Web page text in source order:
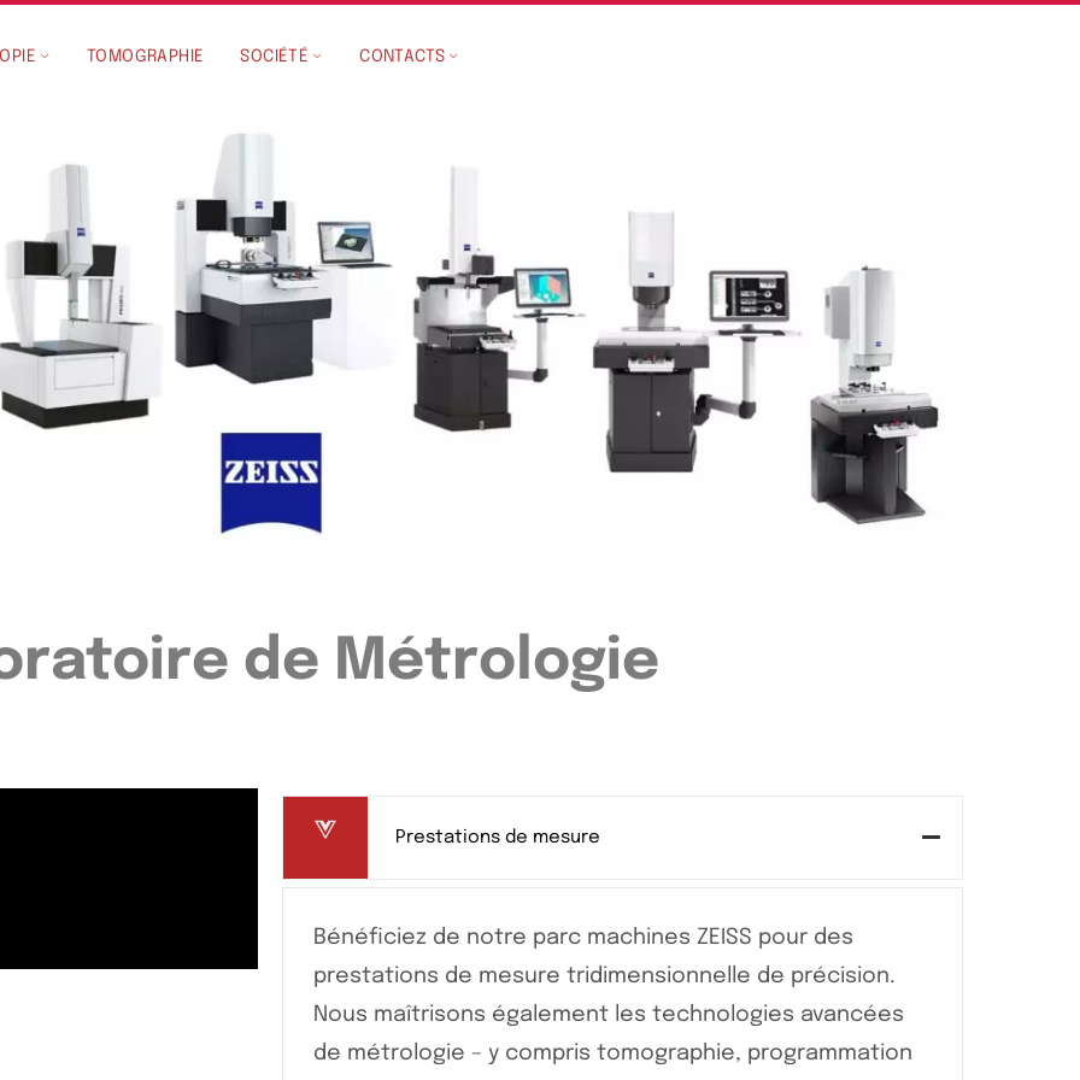
TOMOGRAPHIE SOCIÉTÉ CONTACTS
de Métrologie
Prestations de mesure
Bénéficiez de notre parc machines ZEISS pour des
prestations de mesure tridimensionnelle de précision.
Nous maîtrisons également les technologies avancées
de métrologie – y compris tomographie, programmation